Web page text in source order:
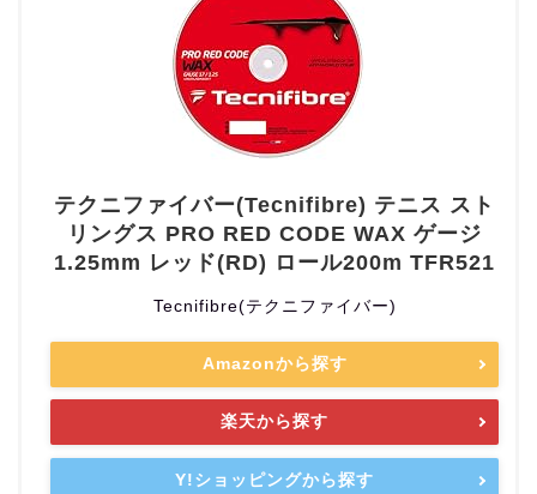
テクニファイバー(Tecnifibre) テニス スト
リングス PRO RED CODE WAX ゲージ
1.25mm レッド(RD) ロール200m TFR521
Tecnifibre(テクニファイバー)
Amazonから探す
楽天から探す
Y!ショッピングから探す